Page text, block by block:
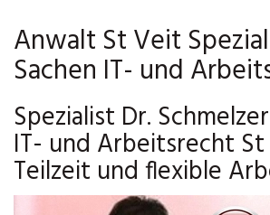
Anwalt St Veit
Sachen IT- und
Spezialist Dr.
IT- und Arbeitsrecht
Teilzeit und flexible